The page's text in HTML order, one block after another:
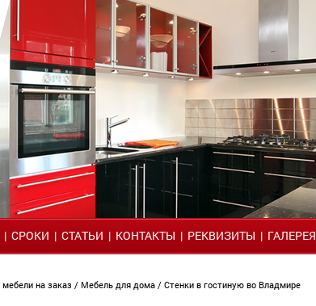
| СРОКИ | СТАТЬИ | КОНТАКТЫ | РЕКВИЗИТЫ | ГАЛЕРЕЯ
мебели на заказ / Мебель для дома / Стенки в гостиную во Владмире